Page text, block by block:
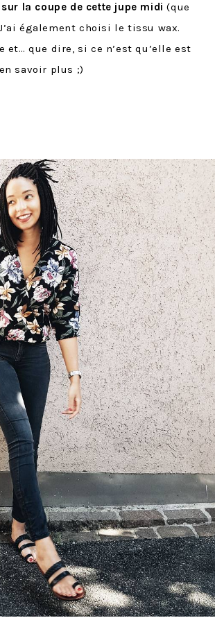
la coupe de cette jupe midi (que
également choisi le tissu wax.
et… que dire, si ce n’est qu’elle est
savoir plus ;)